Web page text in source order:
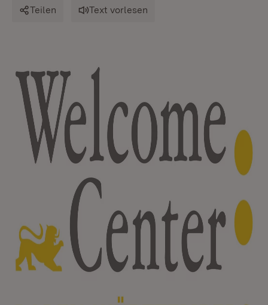
Teilen Text vorlesen